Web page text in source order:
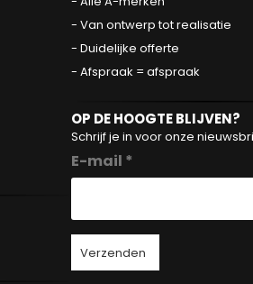
- Van ontwerp tot realisatie
- Duidelijke offerte
- Afspraak = afspraak
OP DE HOOGTE BLIJVEN?
Schrijf je in voor onze
E-mail *
Verzenden